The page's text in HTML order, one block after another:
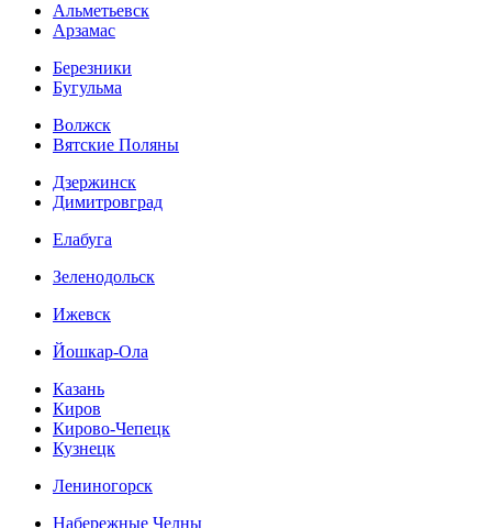
Альметьевск
Арзамас
Березники
Бугульма
Волжск
Вятские Поляны
Дзержинск
Димитровград
Елабуга
Зеленодольск
Ижевск
Йошкар-Ола
Казань
Киров
Кирово-Чепецк
Кузнецк
Лениногорск
Набережные Челны